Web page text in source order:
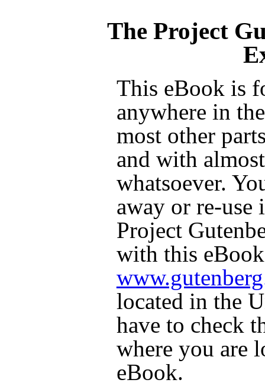
The Project
This eBook is
anywhere in
most other
and with
whatsoever.
away or re-use
Project
with this
located in the
have to check
where you are
eBook.